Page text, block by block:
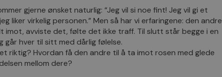
gjerne ønsket naturlig: “Jeg vil si noe fint! Jeg vil gi et
liker virkelig personen.” Men så har vi erfaringene: den andre
imot, avviste det, følte det ikke traff. Til slutt står begge i en
går hver til sitt med dårlig følelse.
riktig? Hvordan få den andre til å ta imot rosen med glede
mellom dere?